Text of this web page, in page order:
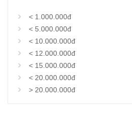
< 1.000.000đ
< 5.000.000đ
< 10.000.000đ
< 12.000.000đ
< 15.000.000đ
< 20.000.000đ
> 20.000.000đ